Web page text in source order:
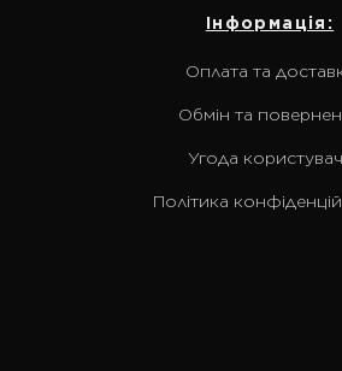
Інформація:
Оплата та
Обмін та
Угода
Політика